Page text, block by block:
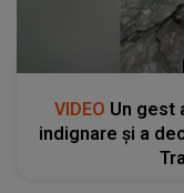
VIDEO Un gest
indignare și a